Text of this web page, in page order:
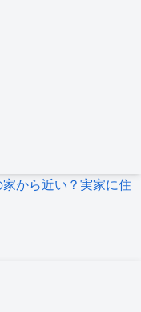
から近い？実家に住